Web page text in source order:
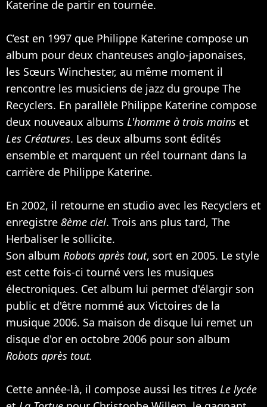
Katerine de partir en tournée.
C’est en 1997 que Philippe Katerine compose un
album pour deux chanteuses anglo-japonaises,
les Sœurs Winchester, au même moment il
rencontre les musiciens de jazz du groupe The
Recyclers. En parallèle Philippe Katerine compose
deux nouveaux albums L'homme à trois mains et
Les Créatures. Les deux albums sont édités
ensemble et marquent un réel tournant dans la
carrière de Philippe Katerine.
En 2002, il retourne en studio avec les Recyclers et
enregistre 8ème ciel. Trois ans plus tard, The
Herbaliser le sollicite.
Son album Robots après tout, sort en 2005. Le style
est cette fois-ci tourné vers les musiques
électroniques. Cet album lui permet d'élargir son
public et d'être nommé aux Victoires de la
musique 2006. Sa maison de disque lui remet un
disque d'or en octobre 2006 pour son album
Robots après tout.
Cette année-là, il compose aussi les titres Le lycée